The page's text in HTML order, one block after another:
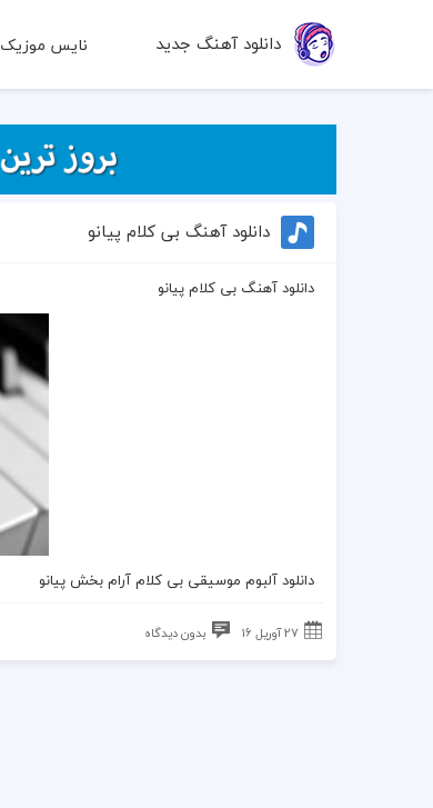
دانلود آهنگ جدید نایس موزیک
دانلود آهنگ بی کلام پیانو
دانلود آهنگ بی کلام پیانو
دانلود آلبوم موسیقی بی کلام آرام بخش پیانو
27 آوریل 16 بدون دیدگاه